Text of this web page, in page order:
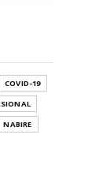
COVID-19
NABIRE